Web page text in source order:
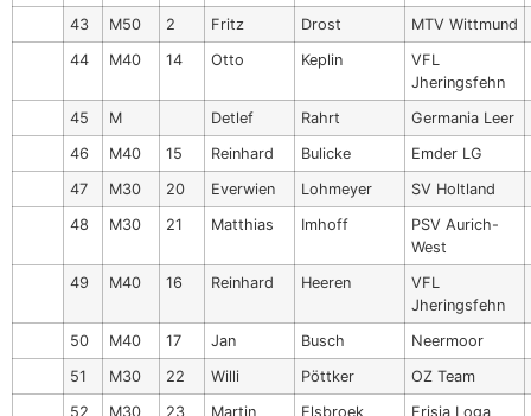
43
M50 2 Fritz Drost
MTV Wittmund
44
M40 14 Otto Keplin
VFL
Jheringsfehn
45
M Detlef Rahrt
Germania Leer
46
M40 15 Reinhard Bulicke
Emder LG
47
M30 20 Everwien Lohmeyer
SV Holtland
48
M30 21 Matthias Imhoff
PSV Aurich-
West
49
M40 16 Reinhard Heeren
VFL
Jheringsfehn
50
M40 17 Jan Busch
Neermoor
51
M30 22 Willi Pöttker
OZ Team
52
M30 23 Martin Elsbroek
Frisia Loga